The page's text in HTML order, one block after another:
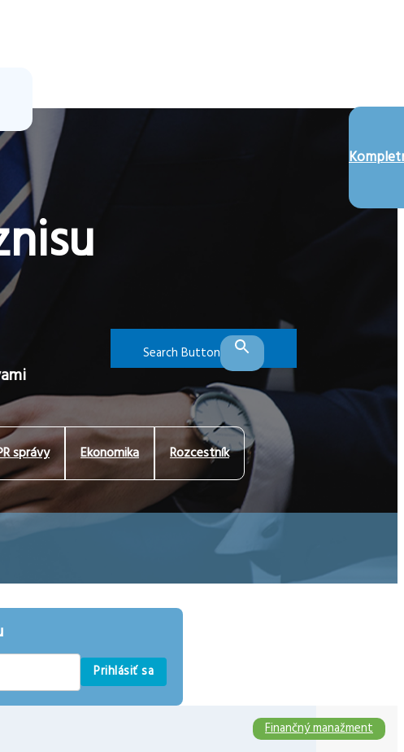
Search Button
správy Ekonomika Rozcestník
Prihlásiť sa
Finančný manažment